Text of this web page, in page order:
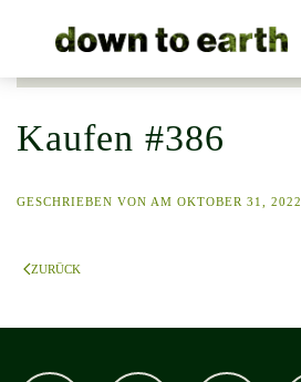
Zum Hauptinhalt springen
Kaufen #386
GESCHRIEBEN VON AM OKTOBER 31, 2022
ZURÜCK